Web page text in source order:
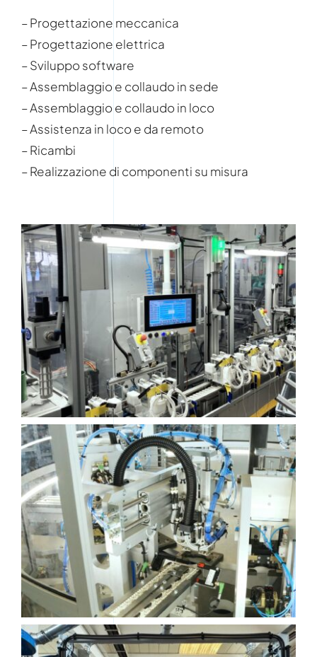
– Progettazione meccanica
– Progettazione elettrica
– Sviluppo software
– Assemblaggio e collaudo in sede
– Assemblaggio e collaudo in loco
– Assistenza in loco e da remoto
– Ricambi
– Realizzazione di componenti su misura